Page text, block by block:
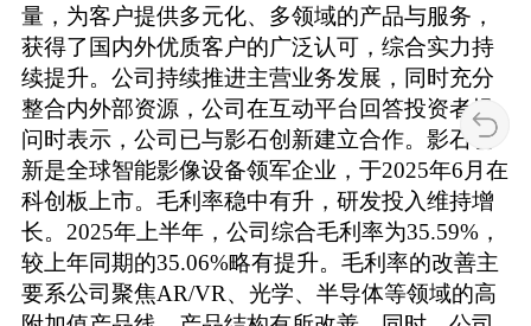
量，为客户提供多元化、多领域的产品与服务，
获得了国内外优质客户的广泛认可，综合实力持
续提升。公司持续推进主营业务发展，同时充分
整合内外部资源，公司在互动平台回答投资者提
问时表示，公司已与影石创新建立合作。影石创
新是全球智能影像设备领军企业，于2025年6月在
科创板上市。毛利率稳中有升，研发投入维持增
长。2025年上半年，公司综合毛利率为35.59%，
较上年同期的35.06%略有提升。毛利率的改善主
要系公司聚焦AR/VR、光学、半导体等领域的高